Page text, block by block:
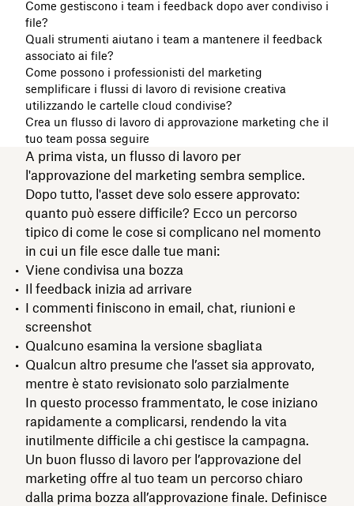
Come gestiscono i team i feedback dopo aver condiviso i
file?
Quali strumenti aiutano i team a mantenere il feedback
associato ai file?
Come possono i professionisti del marketing
semplificare i flussi di lavoro di revisione creativa
utilizzando le cartelle cloud condivise?
Crea un flusso di lavoro di approvazione marketing che il
tuo team possa seguire
A prima vista, un flusso di lavoro per
l'approvazione del marketing sembra semplice.
Dopo tutto, l'asset deve solo essere approvato:
quanto può essere difficile? Ecco un percorso
tipico di come le cose si complicano nel momento
in cui un file esce dalle tue mani:
Viene condivisa una bozza
Il feedback inizia ad arrivare
I commenti finiscono in email, chat, riunioni e
screenshot
Qualcuno esamina la versione sbagliata
Qualcun altro presume che l’asset sia approvato,
mentre è stato revisionato solo parzialmente
In questo processo frammentato, le cose iniziano
rapidamente a complicarsi, rendendo la vita
inutilmente difficile a chi gestisce la campagna.
Un buon flusso di lavoro per l’approvazione del
marketing offre al tuo team un percorso chiaro
dalla prima bozza all’approvazione finale. Definisce